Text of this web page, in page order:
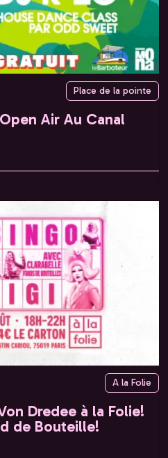
Place de la pointe
Air Au Canal
A la Folie
Dredee à la Folie!
de Bouteille!